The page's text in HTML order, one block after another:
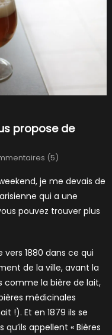
propose de
(5)
je me devais de
qui a une
pouvez trouver plus
vers 1880 dans ce qui
de la ville, avant la
comme la bière de lait,
médicinales
!). Et en 1879 ils se
appellent « Bières